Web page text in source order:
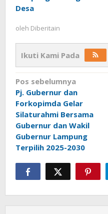
Desa
oleh Diberitain
Ikuti Kami Pada
Navigasi
pos
Pos sebelumnya
Pj. Gubernur dan
Forkopimda Gelar
Silaturahmi Bersama
Gubernur dan Wakil
Gubernur Lampung
Terpilih 2025-2030